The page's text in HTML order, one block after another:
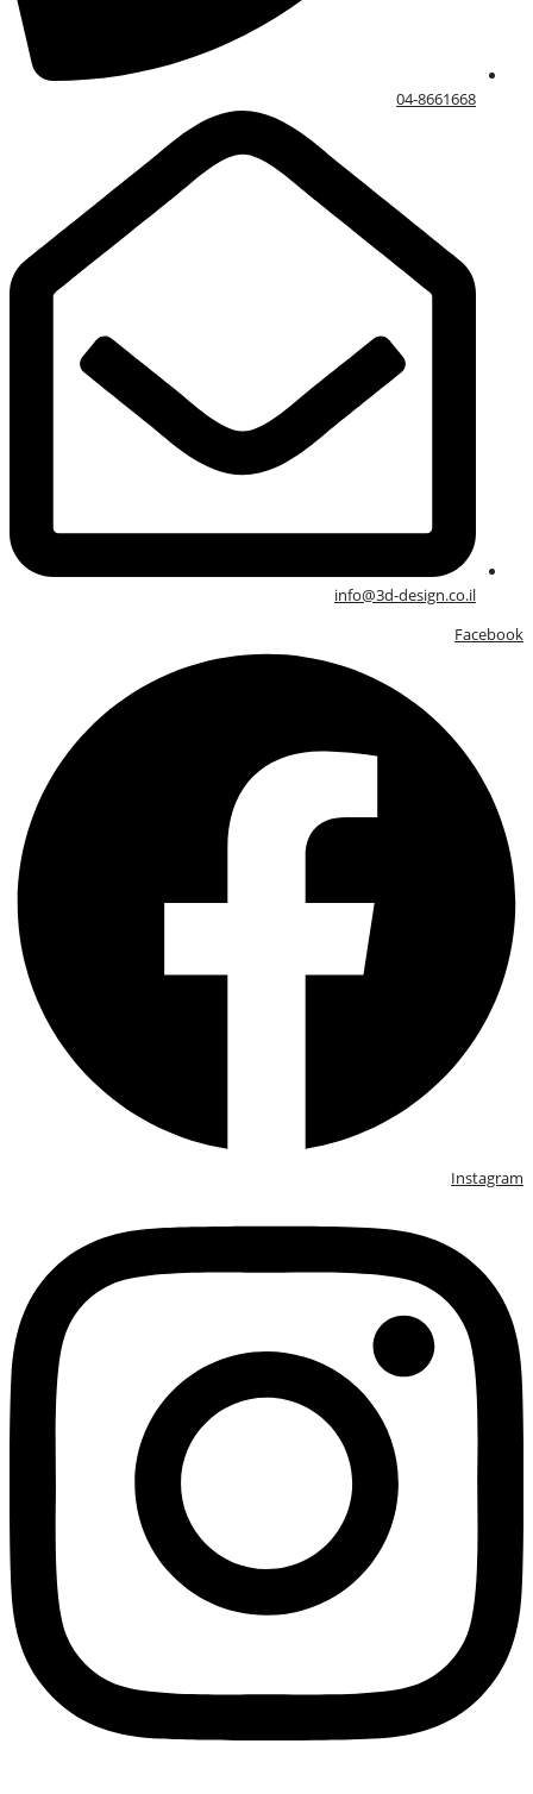
04-8661668
info@3d-design.co.il
Facebook
Instagram